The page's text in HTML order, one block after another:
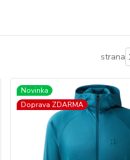
strana
Novinka
Doprava ZDARMA